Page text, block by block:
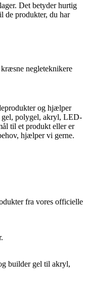
Det betyder hurtig
de produkter, du har
negleteknikere
og hjælper
gel, polygel, akryl, LED-
til et produkt eller er
hjælper vi gerne.
fra vores officielle
builder gel til akryl,